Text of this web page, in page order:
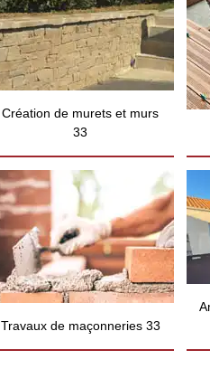
Création de murets et murs
33
Travaux de maçonneries 33